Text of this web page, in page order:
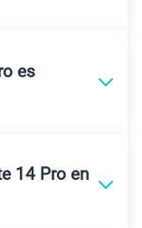
es
14 Pro en